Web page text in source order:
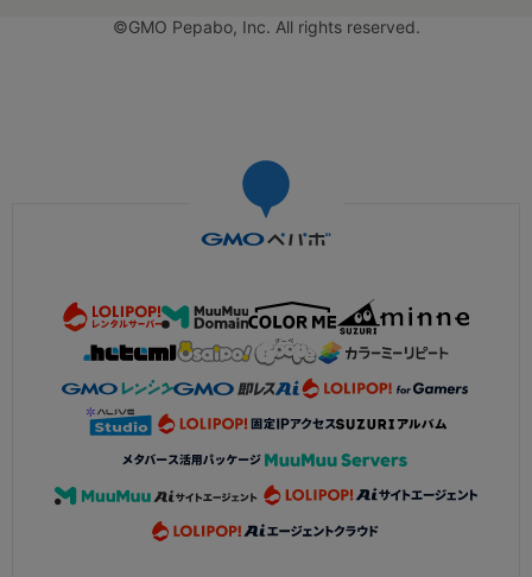
©GMO Pepabo, Inc. All rights reserved.